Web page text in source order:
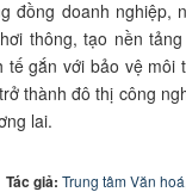
đồng doanh nghiệp,
thông, tạo nền
tế gắn với bảo vệ môi
thành đô thị công
lai.
Tác giả: Trung tâm Văn hoá